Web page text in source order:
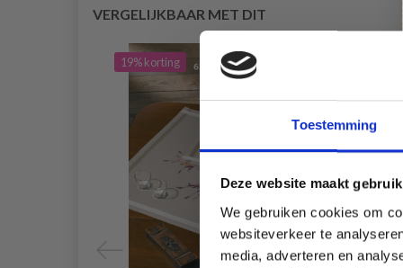
Toestemming
Deze website maakt
We gebruiken cookies om
websiteverkeer te
media, adverteren en
VERGELIJKBAAR MET DIT
19% korting